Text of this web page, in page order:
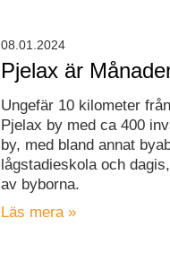
Pjelax är
Ungefär 10 kilometer
Pjelax by med ca 400
by, med bland annat
lågstadieskola och
av byborna.
Läs mera »
08.01.2024